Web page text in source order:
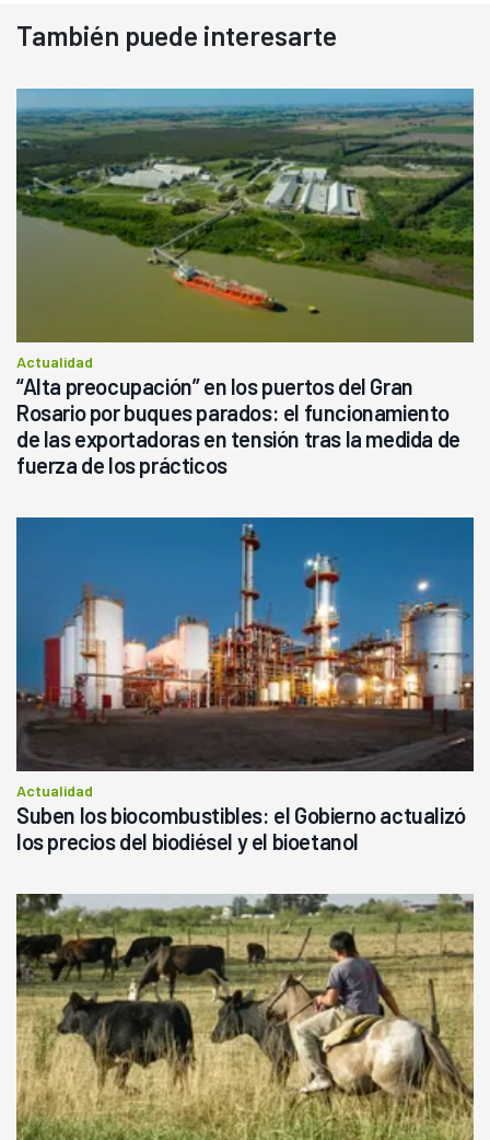
También puede interesarte
Actualidad
“Alta preocupación” en los puertos del Gran
Rosario por buques parados: el funcionamiento
de las exportadoras en tensión tras la medida de
fuerza de los prácticos
Actualidad
Suben los biocombustibles: el Gobierno actualizó
los precios del biodiésel y el bioetanol